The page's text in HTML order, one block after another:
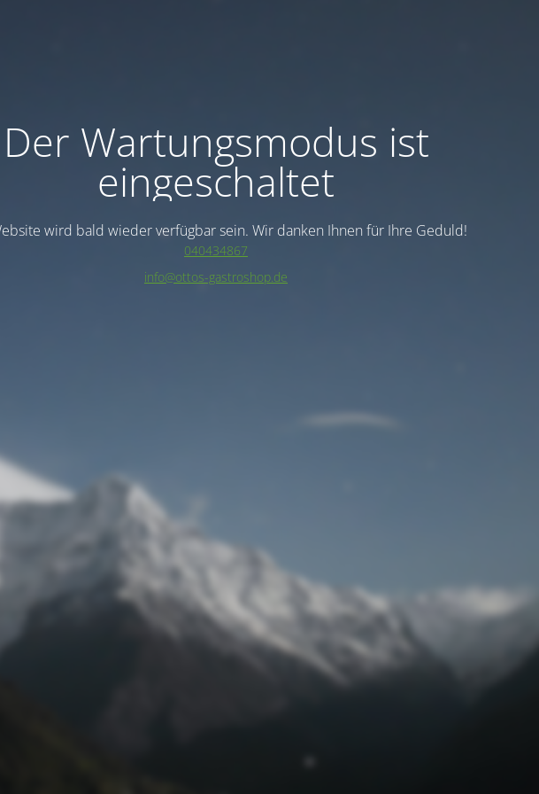
Der Wartungsmodus ist
eingeschaltet
wird bald wieder verfügbar sein. Wir danken Ihnen für Ihre Geduld!
040434867
info@ottos-gastroshop.de